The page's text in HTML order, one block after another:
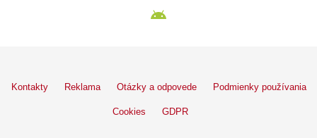
Kontakty Reklama Otázky a odpovede Podmienky používania
Cookies GDPR